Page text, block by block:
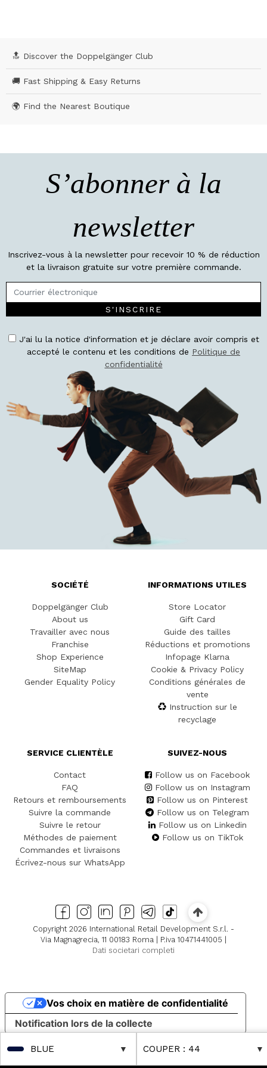
BLUE COUPER : 44
🔝 Discover the Doppelgänger Club
🚚 Fast Shipping & Easy Returns
🌍 Find the Nearest Boutique
S’abonner à la
newsletter
Inscrivez-vous à la newsletter pour recevoir 10 % de réduction
et la livraison gratuite sur votre première commande.
S'INSCRIRE
J'ai lu la notice d'information et je déclare avoir compris et
accepté le contenu et les conditions de Politique de
confidentialité
SOCIÉTÉ
Doppelgänger Club
About us
Travailler avec nous
Franchise
Shop Experience
SiteMap
Gender Equality Policy
INFORMATIONS UTILES
Store Locator
Gift Card
Guide des tailles
Réductions et promotions
Infopage Klarna
Cookie & Privacy Policy
Conditions générales de
vente
Instruction sur le
recyclage
SERVICE CLIENTÈLE
Contact
FAQ
Retours et remboursements
Suivre la commande
Suivre le retour
Méthodes de paiement
Commandes et livraisons
Écrivez-nous sur WhatsApp
SUIVEZ-NOUS
Follow us on Facebook
Follow us on Instagram
Follow us on Pinterest
Follow us on Telegram
Follow us on Linkedin
Follow us on TikTok
Copyright 2026 International Retail Development S.r.l. -
Via Magnagrecia, 11 00183 Roma | P.iva 10471441005 |
Dati societari completi
Notification lors de la collecte
Vos choix en matière de confidentialité